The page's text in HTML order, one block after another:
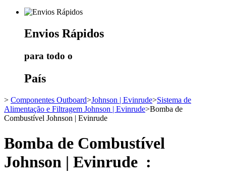
Envios Rápidos
para todo o
País
> Componentes Outboard>Johnson | Evinrude>Sistema de
Alimentação e Filtragem Johnson | Evinrude>Bomba de
Combustível Johnson | Evinrude
Bomba de Combustível
Johnson | Evinrude :